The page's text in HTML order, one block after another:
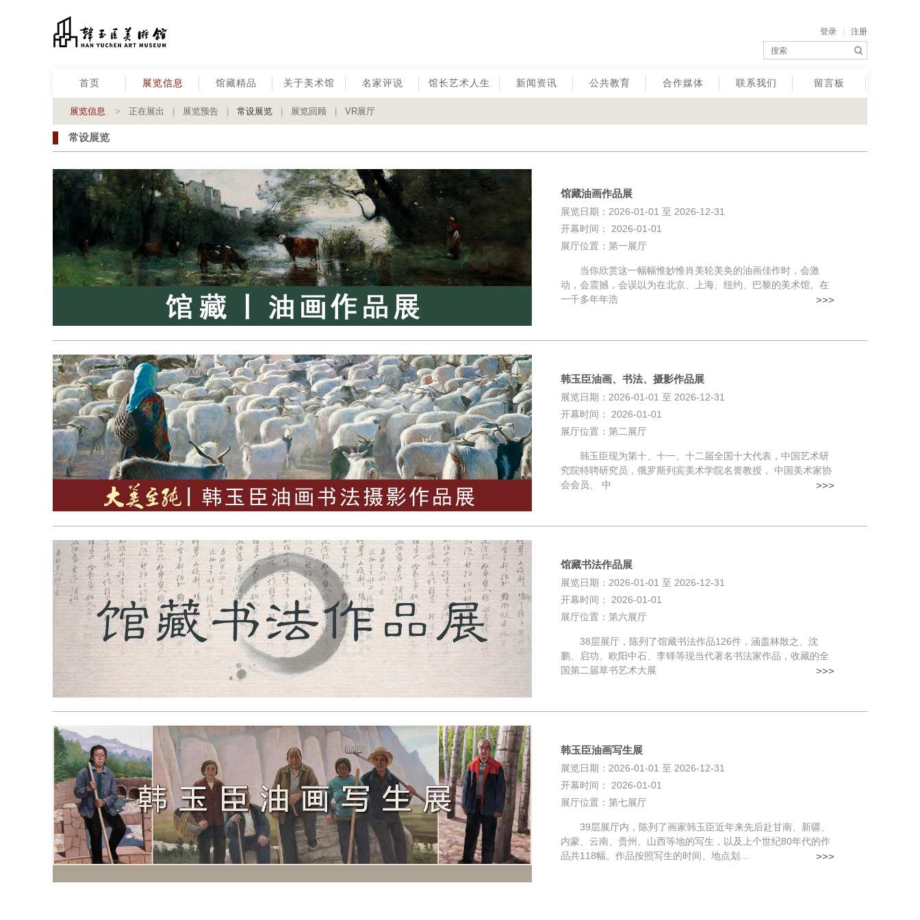
登录 注册
首页 展览信息 馆藏精品 关于美术馆 名家评说 馆长艺术人生 新闻资讯 公共教育 合作媒体 联系我们 留言板
展览信息 > 正在展出 展览预告 常设展览 展览回顾 VR展厅
常设展览
馆藏油画作品展
展览日期：2026-01-01 至 2026-12-31
开幕时间： 2026-01-01
展厅位置：第一展厅
当你欣赏这一幅幅惟妙惟肖美轮美奂的油画佳作时，会激
动，会震撼，会误以为在北京、上海、纽约、巴黎的美术馆。在
一千多年年浩
>>>
韩玉臣油画、书法、摄影作品展
展览日期：2026-01-01 至 2026-12-31
开幕时间： 2026-01-01
展厅位置：第二展厅
韩玉臣现为第十、十一、十二届全国十大代表，中国艺术研
究院特聘研究员，俄罗斯列宾美术学院名誉教授， 中国美术家协
会会员、 中
>>>
馆藏书法作品展
展览日期：2026-01-01 至 2026-12-31
开幕时间： 2026-01-01
展厅位置：第六展厅
38层展厅，陈列了馆藏书法作品126件，涵盖林散之、沈
鹏、启功、欧阳中石、李铎等现当代著名书法家作品，收藏的全
国第二届草书艺术大展
>>>
韩玉臣油画写生展
展览日期：2026-01-01 至 2026-12-31
开幕时间： 2026-01-01
展厅位置：第七展厅
39层展厅内，陈列了画家韩玉臣近年来先后赴甘南、新疆、
内蒙、云南、贵州、山西等地的写生，以及上个世纪80年代的作
品共118幅。作品按照写生的时间、地点划...
>>>